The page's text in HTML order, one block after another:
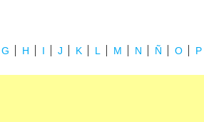
G H I J K L M N Ñ O P